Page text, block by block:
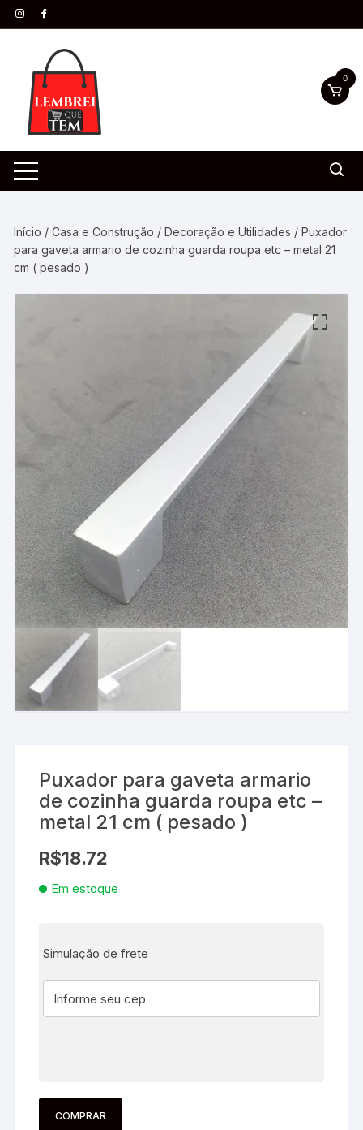
0
Início /Casa e Construção /Decoração e Utilidades / Puxador
para gaveta armario de cozinha guarda roupa etc – metal 21
cm ( pesado )
Puxador para gaveta armario
de cozinha guarda roupa etc –
metal 21 cm ( pesado )
R$18.72
Em estoque
Simulação de frete
COMPRAR